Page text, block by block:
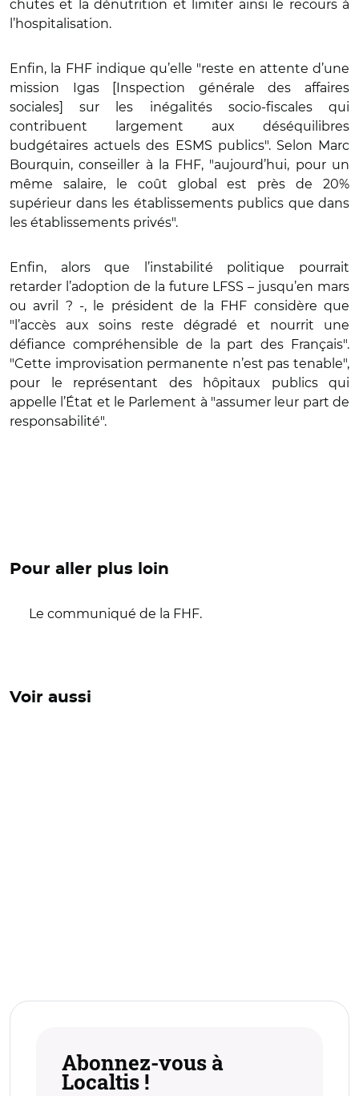
chutes et la dénutrition et limiter ainsi le recours à
l’hospitalisation.
Enfin, la FHF indique qu’elle "reste en attente d’une
mission Igas [Inspection générale des affaires
sociales] sur les inégalités socio-fiscales qui
contribuent largement aux déséquilibres
budgétaires actuels des ESMS publics". Selon Marc
Bourquin, conseiller à la FHF, "aujourd’hui, pour un
même salaire, le coût global est près de 20%
supérieur dans les établissements publics que dans
les établissements privés".
Enfin, alors que l’instabilité politique pourrait
retarder l’adoption de la future LFSS – jusqu’en mars
ou avril ? -, le président de la FHF considère que
"l’accès aux soins reste dégradé et nourrit une
défiance compréhensible de la part des Français".
"Cette improvisation permanente n’est pas tenable",
pour le représentant des hôpitaux publics qui
appelle l’État et le Parlement à "assumer leur part de
responsabilité".
Pour aller plus loin
Le communiqué de la FHF.
Voir aussi
Abonnez-vous à
Localtis !